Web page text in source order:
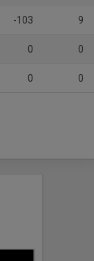
-103 9
0 0
0 0